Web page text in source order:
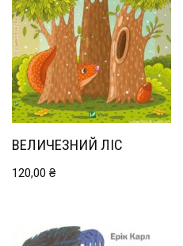
ВЕЛИЧЕЗНИЙ ЛІС
120,00 ₴